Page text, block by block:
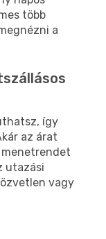
több
a
így
az árat
utazási
vagy